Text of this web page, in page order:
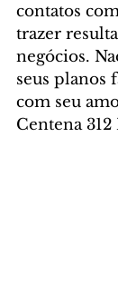
contatos
trazer
negócios.
seus planos
com seu
Centena